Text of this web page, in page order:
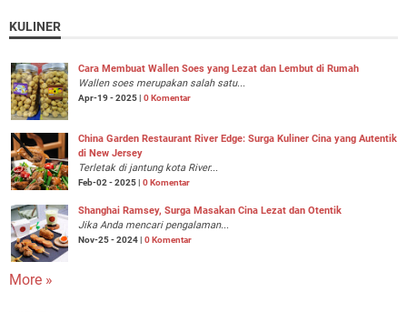
KULINER
Cara Membuat Wallen Soes yang Lezat dan Lembut di Rumah
Wallen soes merupakan salah satu...
Apr-19 - 2025 | 0 Komentar
China Garden Restaurant River Edge: Surga Kuliner Cina yang Autentik
di New Jersey
Terletak di jantung kota River...
Feb-02 - 2025 | 0 Komentar
Shanghai Ramsey, Surga Masakan Cina Lezat dan Otentik
Jika Anda mencari pengalaman...
Nov-25 - 2024 | 0 Komentar
More »